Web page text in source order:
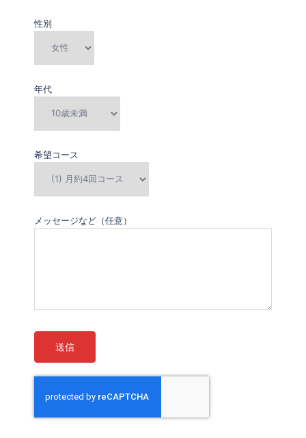
性別
年代
希望コース
メッセージなど（任意）